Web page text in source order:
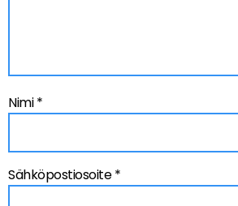
Nimi*
Sähköpostiosoite*